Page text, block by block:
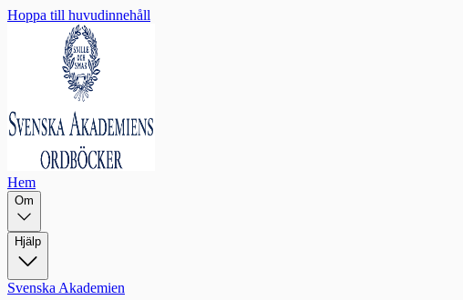
Hoppa till huvudinnehåll
Hem
Om
Hjälp
Svenska Akademien